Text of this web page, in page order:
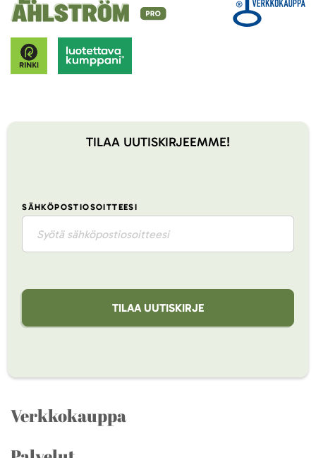
TILAA UUTISKIRJEEMME!
SÄHKÖPOSTIOSOITTEESI
TILAA UUTISKIRJE
Verkkokauppa